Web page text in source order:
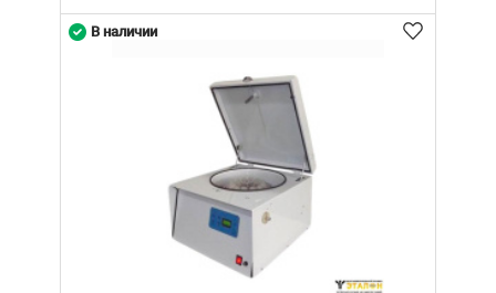
В наличии